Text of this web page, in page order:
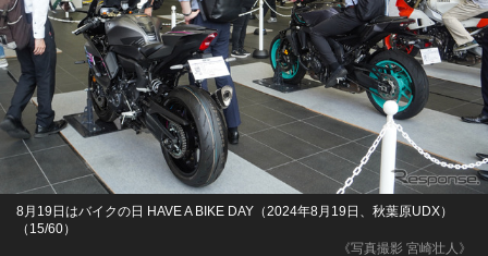
《写真撮影 宮崎壮人》
8月19日はバイクの日 HAVE A BIKE DAY（2024年8月19日、秋葉原UDX）
（15/60）